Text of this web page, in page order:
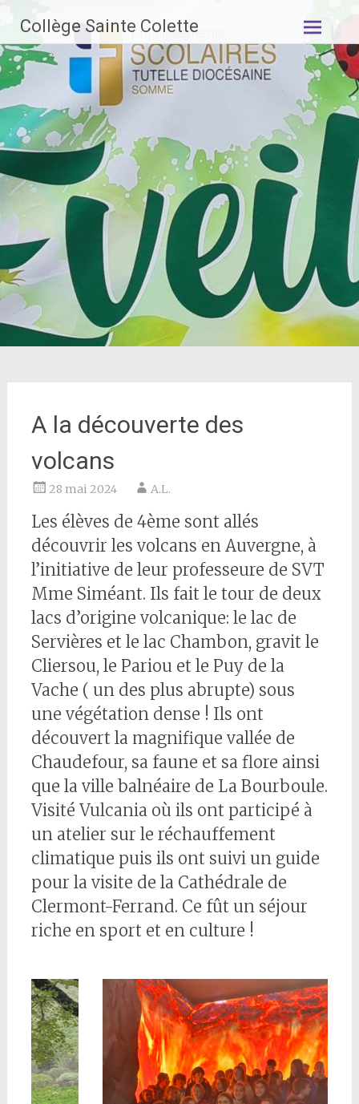
contenu
principal
Collège Sainte Colette
A la découverte des
volcans
28 mai 2024 A.L.
Les élèves de 4ème sont allés
découvrir les volcans en Auvergne, à
l’initiative de leur professeure de SVT
Mme Siméant. Ils fait le tour de deux
lacs d’origine volcanique: le lac de
Servières et le lac Chambon, gravit le
Cliersou, le Pariou et le Puy de la
Vache ( un des plus abrupte) sous
une végétation dense ! Ils ont
découvert la magnifique vallée de
Chaudefour, sa faune et sa flore ainsi
que la ville balnéaire de La Bourboule.
Visité Vulcania où ils ont participé à
un atelier sur le réchauffement
climatique puis ils ont suivi un guide
pour la visite de la Cathédrale de
Clermont-Ferrand. Ce fût un séjour
riche en sport et en culture !